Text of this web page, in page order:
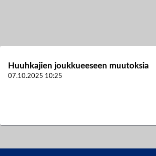
Huuhkajien joukkueeseen muutoksia
07.10.2025 10:25